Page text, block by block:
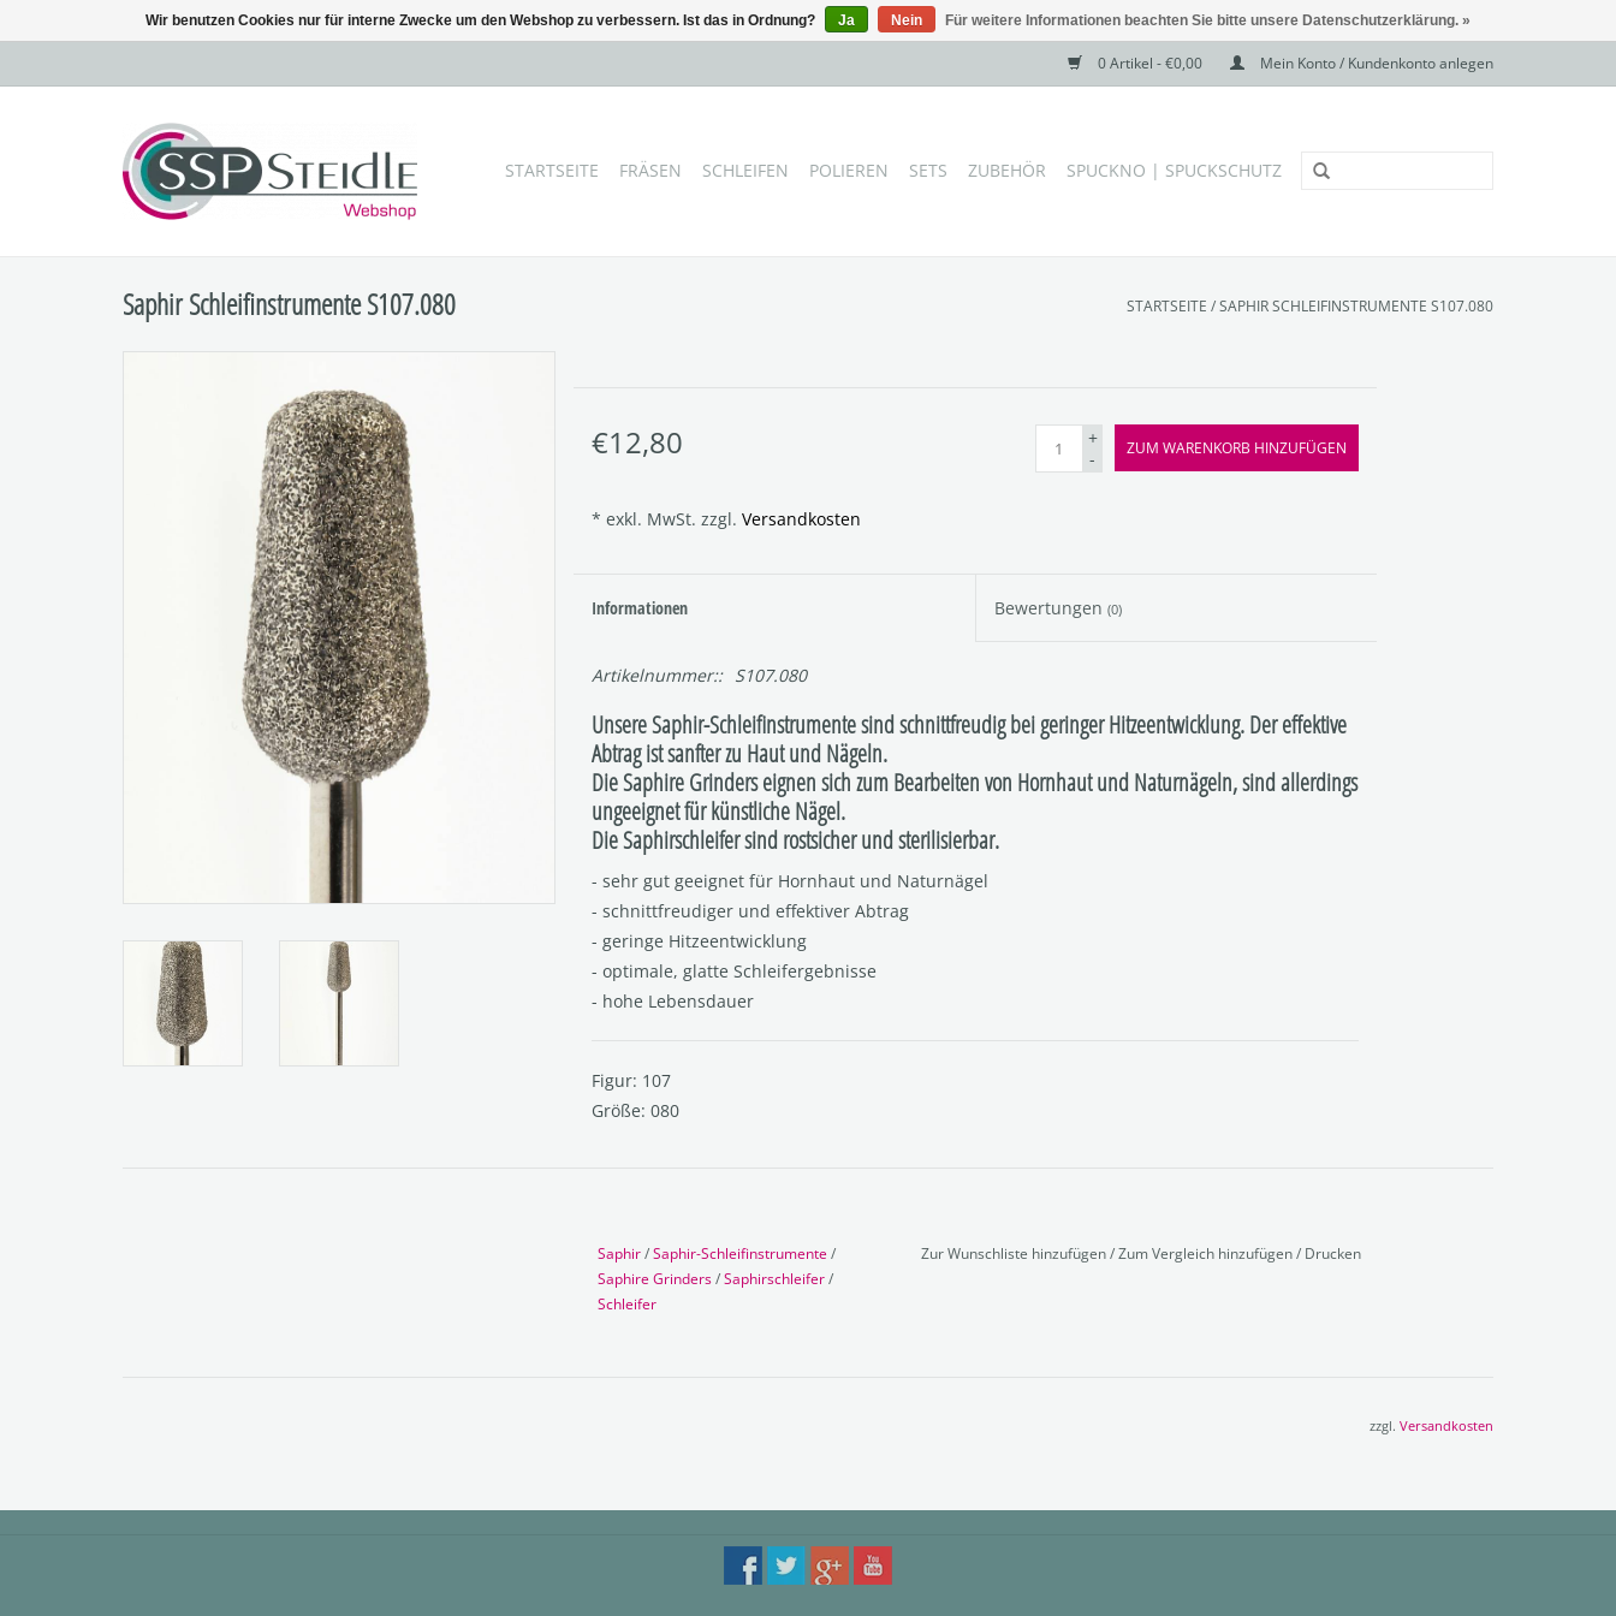
0 Artikel - €0,00 Mein Konto / Kundenkonto anlegen
STARTSEITE FRÄSEN SCHLEIFEN POLIEREN SETS ZUBEHÖR SPUCKNO | SPUCKSCHUTZ
Saphir Schleifinstrumente S107.080 STARTSEITE /SAPHIR SCHLEIFINSTRUMENTE S107.080
€12,80
* exkl. MwSt. zzgl. Versandkosten
+
-
ZUM WARENKORB HINZUFÜGEN
Informationen Bewertungen (0)
Artikelnummer:: S107.080
Unsere Saphir-Schleifinstrumente sind schnittfreudig bei geringer Hitzeentwicklung. Der effektive
Abtrag ist sanfter zu Haut und Nägeln.
Die Saphire Grinders eignen sich zum Bearbeiten von Hornhaut und Naturnägeln, sind allerdings
ungeeignet für künstliche Nägel.
Die Saphirschleifer sind rostsicher und sterilisierbar.
- sehr gut geeignet für Hornhaut und Naturnägel
- schnittfreudiger und effektiver Abtrag
- geringe Hitzeentwicklung
- optimale, glatte Schleifergebnisse
- hohe Lebensdauer
Figur: 107
Größe: 080
Saphir/Saphir-Schleifinstrumente/
Saphire Grinders/Saphirschleifer/
Schleifer
Zur Wunschliste hinzufügen/Zum Vergleich hinzufügen/ Drucken
zzgl. Versandkosten
Wir benutzen Cookies nur für interne Zwecke um den Webshop zu verbessern. Ist das in Ordnung? Ja Nein Für weitere Informationen beachten Sie bitte unsere Datenschutzerklärung. »